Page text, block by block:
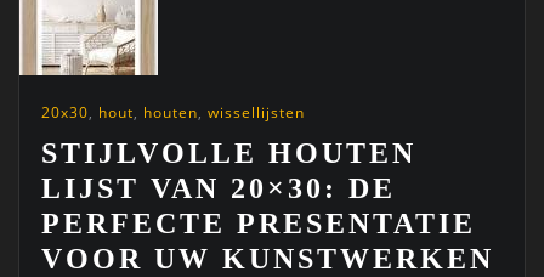
20x30, hout, houten, wissellijsten
STIJLVOLLE HOUTEN
LIJST VAN 20×30: DE
PERFECTE PRESENTATIE
VOOR UW KUNSTWERKEN